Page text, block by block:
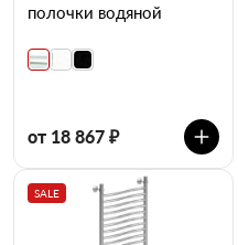
полочки водяной
от 18 867 ₽
SALE